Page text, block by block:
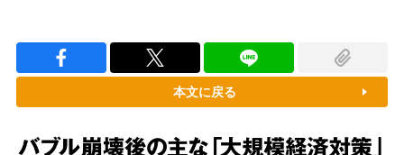
本文に戻る